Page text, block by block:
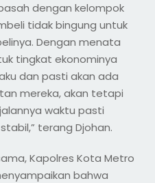
dengan kelompok
tidak bingung untuk
Dengan menata
tingkat ekonominya
dan pasti akan ada
mereka, akan tetapi
waktu pasti
terang Djohan.
Kapolres Kota Metro
bahwa